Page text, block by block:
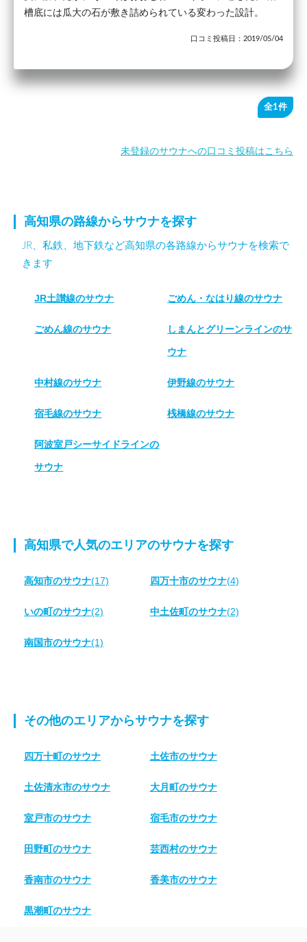
槽底には瓜大の石が敷き詰められている変わった設計。
口コミ投稿日：2019/05/04
全1件
未登録のサウナへの口コミ投稿はこちら
高知県の路線からサウナを探す
JR、私鉄、地下鉄など高知県の各路線からサウナを検索で
きます
JR土讃線のサウナ ごめん・なはり線のサウナ
ごめん線のサウナ しまんとグリーンラインのサ
ウナ
中村線のサウナ 伊野線のサウナ
宿毛線のサウナ 桟橋線のサウナ
阿波室戸シーサイドラインの
サウナ
高知県で人気のエリアのサウナを探す
高知市のサウナ(17) 四万十市のサウナ(4)
いの町のサウナ(2) 中土佐町のサウナ(2)
南国市のサウナ(1)
その他のエリアからサウナを探す
四万十町のサウナ 土佐市のサウナ
土佐清水市のサウナ 大月町のサウナ
室戸市のサウナ 宿毛市のサウナ
田野町のサウナ 芸西村のサウナ
香南市のサウナ 香美市のサウナ
黒潮町のサウナ